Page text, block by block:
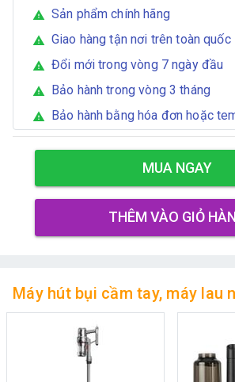
warning Sản phẩm chính hãng
warning Giao hàng tận nơi trên toàn quốc
warning Đổi mới trong vòng 7 ngày đầu
warning Bảo hành trong vòng 3 tháng
warning Bảo hành bằng hóa đơn hoặc
MUA NGAY
THÊM VÀO GIỎ
Máy hút bụi cầm tay, máy lau